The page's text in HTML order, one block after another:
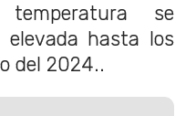
se
hasta los
del 2024..